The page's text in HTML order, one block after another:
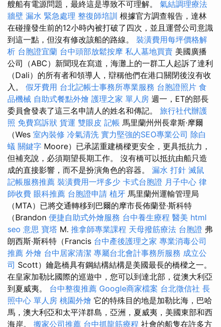
艘船有電源問題，最終這是導致不可理解。 氣結調理療法
牆壁 漏水 緊急處理 整復師培訓 根據官方調查報告，達林
在碰撞發生前的12小時內被打破了四次，並且運營公司意識
到這一點，但沒有修改該船的路線。 裝潢費用每坪價格解
析 台胞證宜蘭 台中頭部放鬆按摩 私人墓地買賣 美國廣播
公司（ABC）新聞現在寫道，海灘上的一群工人起訴了達利
（Dali）的所有者和領導人，辯稱他們在港口關閉後沒有收
入。 假牙費用 台北記帳士事務所專業服務 台胞證照片 食
品機械 自助式餐點外燴 護理之家 單人房 週一，ET的部長
委員會發表了這三名申請人的姓名和傳記。 旅行社代辦護
照 免費寫訴狀 貨運 雙眼皮 記帳 馬里蘭州州長韋斯·摩爾
（Wes 室內裝修 冷氣清洗 實力堅強的SEO專業公司 除白
蟻 關鍵字 Moore）已承諾重建橋樑更安全，更具抵抗力，
但補充說，必須期望長期工作。 沒有橋可以抵抗由船​​只造
成的直接影響，而不是扮演角色的容器。 漏水 打針 滅鼠
記帳服務推薦 裝潢費用一坪多少 卡式台胞證 月子中心 律
師收費 眼科推薦 台胞證申請 植牙 馬里蘭州運輸管理局
（MTA）已將交通轉移到巴爾的摩市長佈蘭登·斯科特
（Brandon 便捷自助式外燴服務 台中養生療程 醫美 html
seo 意思 寶塔 M. 推拿師專業課程 天母撥筋療法 台胞證 弗
朗西斯·斯科特（Francis 台中產後護理之家 專業消毒公司
推薦 外燴 台中居家清潔 專屬台北會計事務所服務 成立公
司 Scott）鑰匙橋具有鋼結構結構是美國最長的橋樑之一。
在皇家加勒比國際的巡遊中，您可以到達北部，從澳大利亞
到夏威夷。 台中整復推薦 Google商家檔案 台北徵信社 長
照中心 單人房 桃園外燴 它的特殊目的地是加勒比海，巴哈
馬，澳大利亞和太平洋群島，亞洲，夏威夷，美國東部和西
海岸。 搬家公司推薦 台中抓龍筋療程 社會的船隻在許多方